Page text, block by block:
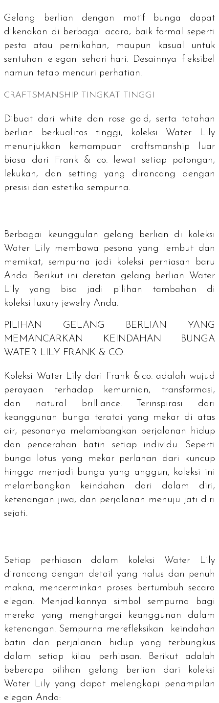
Gelang berlian dengan motif bunga dapat
dikenakan di berbagai acara, baik formal seperti
pesta atau pernikahan, maupun kasual untuk
sentuhan elegan sehari-hari. Desainnya fleksibel
namun tetap mencuri perhatian.
CRAFTSMANSHIP TINGKAT TINGGI
Dibuat dari white dan rose gold, serta tatahan
berlian berkualitas tinggi, koleksi Water Lily
menunjukkan kemampuan craftsmanship luar
biasa dari Frank & co. lewat setiap potongan,
lekukan, dan setting yang dirancang dengan
presisi dan estetika sempurna.
Berbagai keunggulan gelang berlian di koleksi
Water Lily membawa pesona yang lembut dan
memikat, sempurna jadi koleksi perhiasan baru
Anda. Berikut ini deretan gelang berlian Water
Lily yang bisa jadi pilihan tambahan di
koleksi luxury jewelry Anda.
PILIHAN GELANG BERLIAN YANG
MEMANCARKAN KEINDAHAN BUNGA
WATER LILY FRANK & CO.
Koleksi Water Lily dari Frank & co. adalah wujud
perayaan terhadap kemurnian, transformasi,
dan
natural brilliance. Terinspirasi dari
keanggunan bunga teratai yang mekar di atas
air, pesonanya melambangkan perjalanan hidup
dan pencerahan batin setiap individu. Seperti
bunga lotus yang mekar perlahan dari kuncup
hingga menjadi bunga yang anggun, koleksi ini
melambangkan keindahan dari dalam diri,
ketenangan jiwa, dan perjalanan menuju jati diri
sejati.
Setiap perhiasan dalam koleksi Water Lily
dirancang dengan detail yang halus dan penuh
makna, mencerminkan proses bertumbuh secara
elegan. Menjadikannya simbol sempurna bagi
mereka yang menghargai keanggunan dalam
ketenangan. Sempurna merefleksikan keindahan
batin dan perjalanan hidup yang terbungkus
dalam setiap kilau perhiasan. Berikut adalah
beberapa pilihan gelang berlian dari koleksi
Water Lily yang dapat melengkapi penampilan
elegan Anda: